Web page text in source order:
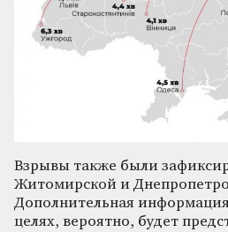
Взрывы также были
Житомирской и
Дополнительная
целях, вероятно, будет